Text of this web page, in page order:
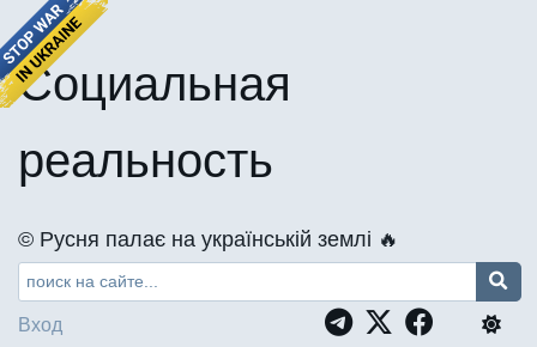
Социальная
реальность
©️ Русня палає на українській землі 🔥
Вход